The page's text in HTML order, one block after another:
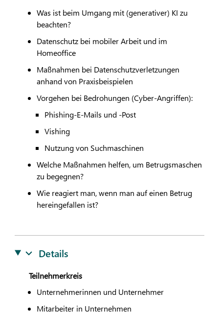
Was ist beim Umgang mit (generativer) KI zu
beachten?
Datenschutz bei mobiler Arbeit und im
Homeoffice
Maßnahmen bei Datenschutzverletzungen
anhand von Praxisbeispielen
Vorgehen bei Bedrohungen (Cyber-Angriffen):
Phishing-E-Mails und -Post
Vishing
Nutzung von Suchmaschinen
Welche Maßnahmen helfen, um Betrugsmaschen
zu begegnen?
Wie reagiert man, wenn man auf einen Betrug
hereingefallen ist?
Details
Teilnehmerkreis
Unternehmerinnen und Unternehmer
Mitarbeiter in Unternehmen